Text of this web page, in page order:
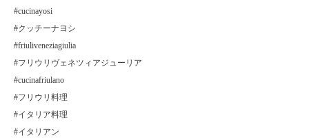
#cucinayosi
#クッチーナヨシ
#friuliveneziagiulia
#フリウリヴェネツィアジューリア
#cucinafriulano
#フリウリ料理
#イタリア料理
#イタリアン